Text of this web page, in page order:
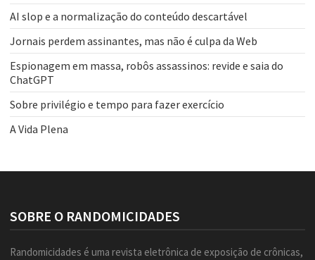
AI slop e a normalização do conteúdo descartável
Jornais perdem assinantes, mas não é culpa da Web
Espionagem em massa, robôs assassinos: revide e saia do
ChatGPT
Sobre privilégio e tempo para fazer exercício
A Vida Plena
SOBRE O RANDOMICIDADES
Randomicidades é uma revista eletrônica de exposição de crônicas,